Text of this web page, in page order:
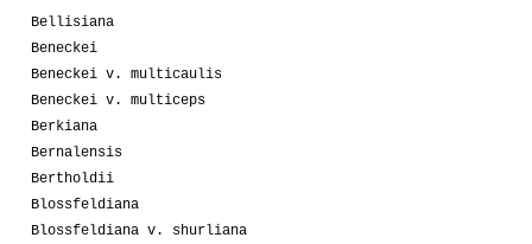
Bellisiana
Beneckei
Beneckei v. multicaulis
Beneckei v. multiceps
Berkiana
Bernalensis
Bertholdii
Blossfeldiana
Blossfeldiana v. shurliana